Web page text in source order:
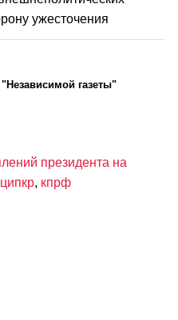
ужесточения
газеты"
президента на
ципкр, кпрф